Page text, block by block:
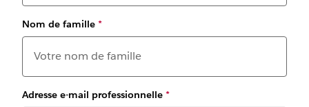
Nom de famille *
Adresse e-mail professionnelle *